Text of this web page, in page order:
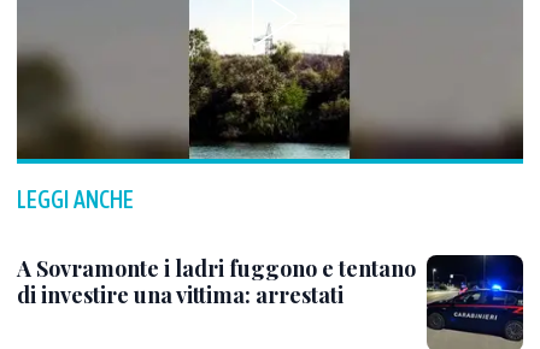
LEGGI ANCHE
A Sovramonte i ladri fuggono e tentano
di investire una vittima: arrestati